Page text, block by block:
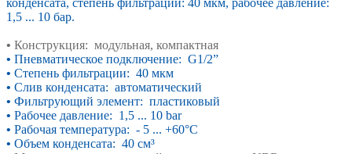
1,5 ... 10 бар.
• Конструкция: модульная, компактная
• Пневматическое подключение: G1/2”
• Степень фильтрации: 40 мкм
• Слив конденсата: автоматический
• Фильтрующий элемент: пластиковый
• Рабочее давление: 1,5 ... 10 bar
• Рабочая температура: - 5 ... +60°C
• Объем конденсата: 40 см³